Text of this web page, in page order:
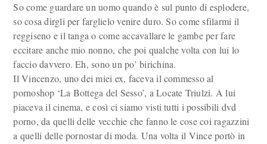
So come guardare un uomo quando è sul punto di esplodere,
so cosa dirgli per farglielo venire duro. So come sfilarmi il
reggiseno e il tanga o come accavallare le gambe per fare
eccitare anche mio nonno, che poi qualche volta con lui lo
faccio davvero. Eh, sono un po’ birichina.
Il Vincenzo, uno dei miei ex, faceva il commesso al
pornoshop ‘La Bottega del Sesso’, a Locate Triulzi. A lui
piaceva il cinema, e così ci siamo visti tutti i possibili dvd
porno, da quelli delle vecchie che fanno le cose coi ragazzini
a quelli delle pornostar di moda. Una volta il Vince portò in